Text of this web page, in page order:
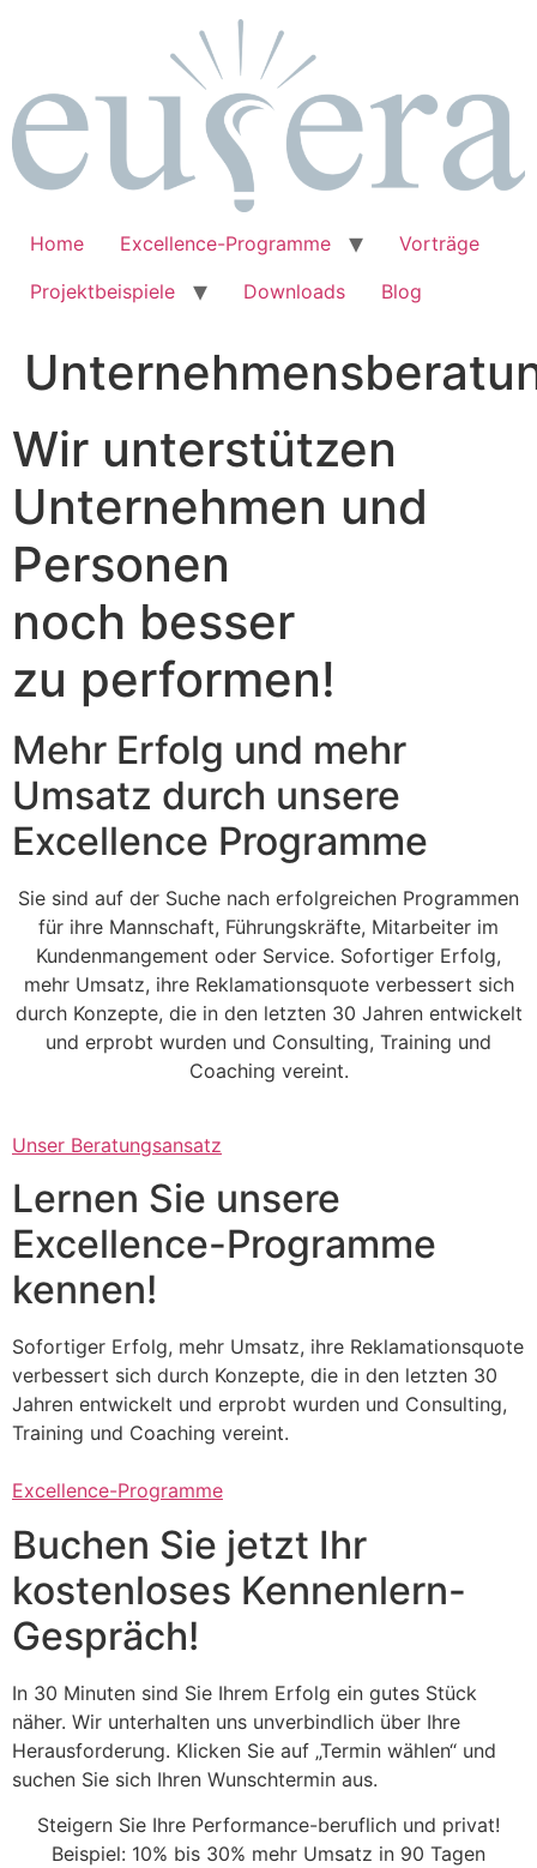
Home Excellence-Programme
Vorträge
Projektbeispiele
Downloads Blog
Wir unterstützen
Unternehmen und
Personen
noch besser
zu performen!
Mehr Erfolg und mehr
Umsatz durch unsere
Excellence Programme
Sie sind auf der Suche nach erfolgreichen Programmen
für ihre Mannschaft, Führungskräfte, Mitarbeiter im
Kundenmangement oder Service. Sofortiger Erfolg,
mehr Umsatz, ihre Reklamationsquote verbessert sich
durch Konzepte, die in den letzten 30 Jahren entwickelt
und erprobt wurden und Consulting, Training und
Coaching vereint.
Unser Beratungsansatz
Lernen Sie unsere
Excellence-Programme
kennen!
Sofortiger Erfolg, mehr Umsatz, ihre Reklamationsquote
verbessert sich durch Konzepte, die in den letzten 30
Jahren entwickelt und erprobt wurden und Consulting,
Training und Coaching vereint.
Excellence-Programme
Buchen Sie jetzt Ihr
kostenloses Kennenlern-
Gespräch!
In 30 Minuten sind Sie Ihrem Erfolg ein gutes Stück
näher. Wir unterhalten uns unverbindlich über Ihre
Herausforderung. Klicken Sie auf „Termin wählen“ und
suchen Sie sich Ihren Wunschtermin aus.​
Steigern Sie Ihre Performance-beruflich und privat!
Beispiel: 10% bis 30% mehr Umsatz in 90 Tagen